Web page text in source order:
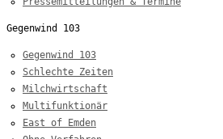
Gegenwind 103
Gegenwind 103
Schlechte Zeiten
Milchwirtschaft
Multifunktionär
East of Emden